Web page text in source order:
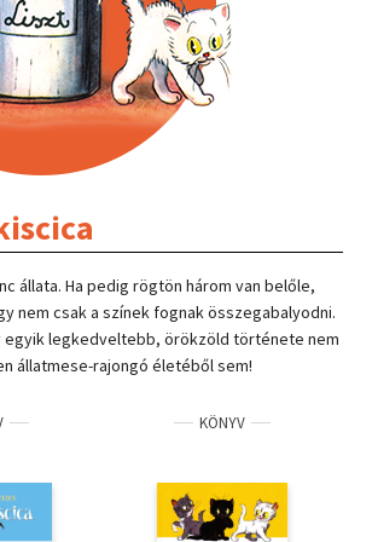
állata. Ha pedig rögtön három van belőle,
nem csak a színek fognak összegabalyodni.
egyik legkedveltebb, örökzöld története nem
állatmese-rajongó életéből sem!
KÖNYV